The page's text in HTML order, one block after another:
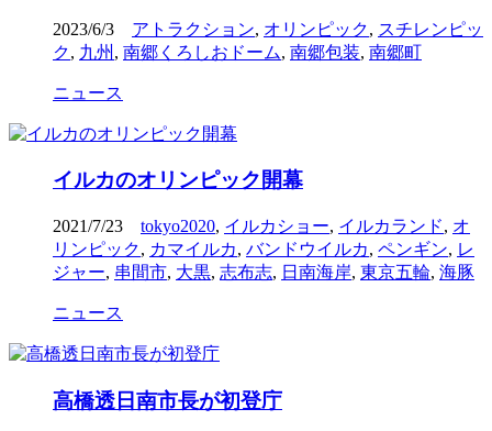
2023/6/3 アトラクション, オリンピック, スチレンピッ
ク, 九州 , 南郷くろしおドーム, 南郷包装, 南郷町
ニュース
イルカのオリンピック開幕
2021/7/23 tokyo2020, イルカショー, イルカランド, オ
リンピック, カマイルカ, バンドウイルカ, ペンギン, レ
ジャー, 串間市, 大黒, 志布志, 日南海岸, 東京五輪, 海豚
ニュース
高橋透日南市長が初登庁